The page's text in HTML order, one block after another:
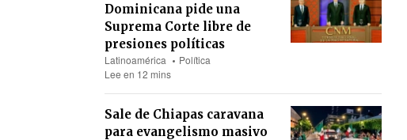
Dominicana pide una
Suprema Corte libre de
presiones políticas
Latinoamérica
Política
Lee en 12 mins
Sale de Chiapas caravana
para evangelismo masivo